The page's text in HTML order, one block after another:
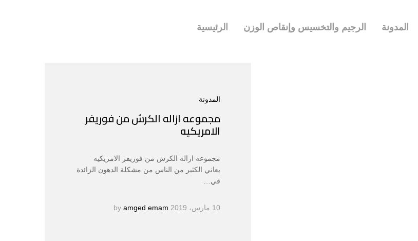
المدونة الرجيم والتخسيس وإنقاص الوزن الرئيسية
المدونة
مجموعه ازاله الكرش من فوريفر
الامريكيه
مجموعه ازاله الكرش من فوريفر الامريكيه
يعاني الكثير من الناس من مشكلة الدهون الزائدة
في…
10 مارس، 2019 amged emam